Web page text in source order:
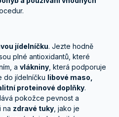
jídelníčku. Jezte hodně
plné antioxidantů, které
a vlákniny , která podporuje
do jídelníčku libové maso,
proteinové doplňky.
pokožce pevnost a
na zdravé tuky , jako je